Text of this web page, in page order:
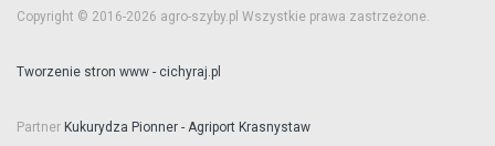
Copyright © 2016-2026 agro-szyby.pl Wszystkie prawa zastrzeżone.
Tworzenie stron www - cichyraj.pl
Partner Kukurydza Pionner - Agriport Krasnystaw